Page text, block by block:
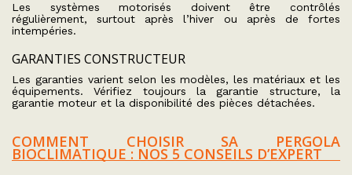
Les systèmes motorisés doivent être contrôlés
régulièrement, surtout après l’hiver ou après de fortes
intempéries.
GARANTIES CONSTRUCTEUR
Les garanties varient selon les modèles, les matériaux et les
équipements. Vérifiez toujours la garantie structure, la
garantie moteur et la disponibilité des pièces détachées.
COMMENT CHOISIR SA PERGOLA
BIOCLIMATIQUE : NOS 5 CONSEILS D’EXPERT